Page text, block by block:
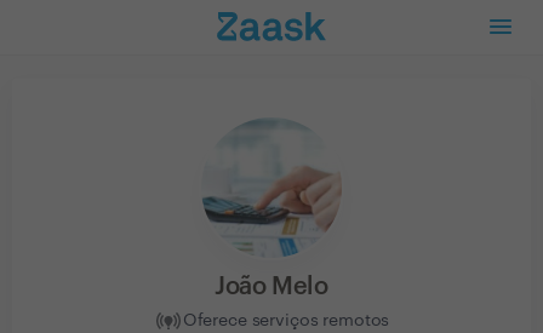
João Melo
Oferece serviços remotos